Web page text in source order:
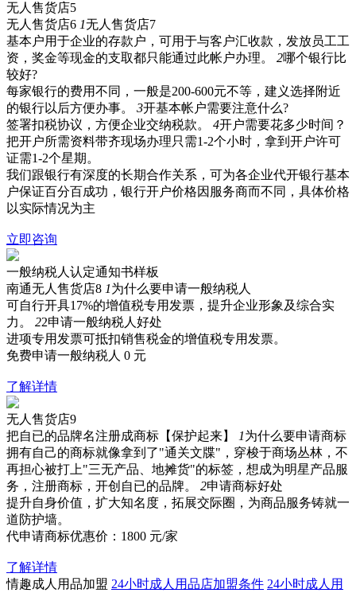
无人售货店5
无人售货店6 1无人售货店7
基本户用于企业的存款户，可用于与客户汇收款，发放员工工
资，奖金等现金的支取都只能通过此帐户办理。
2哪个银行比
较好?
每家银行的费用不同，一般是200-600元不等，建义选择附近
的银行以后方便办事。
3开基本帐户需要注意什么?
签署扣税协议，方便企业交纳税款。
4开户需要花多少时间？
把开户所需资料带齐现场办理只需1-2个小时，拿到开户许可
证需1-2个星期。
我们跟银行有深度的长期合作关系，可为各企业代开银行基本
户保证百分百成功，银行开户价格因服务商而不同，具体价格
以实际情况为主
立即咨询
一般纳税人认定通知书样板
南通无人售货店8 1为什么要申请一般纳税人
可自行开具17%的增值税专用发票，提升企业形象及综合实
力。
22申请一般纳税人好处
进项专用发票可抵扣销售税金的增值税专用发票。
免费申请一般纳税人 0 元
了解详情
无人售货店9
把自已的品牌名注册成商标【保护起来】
1为什么要申请商标
拥有自己的商标就像拿到了"通关文牒"，穿梭于商场丛林，不
再担心被打上"三无产品、地摊货"的标签，想成为明星产品服
务，注册商标，开创自已的品牌。
2申请商标好处
提升自身价值，扩大知名度，拓展交际圈，为商品服务铸就一
道防护墙。
代申请商标优惠价： 1800 元/家
了解详情
情趣成人用品加盟 24小时成人用品店加盟条件 24小时成人用